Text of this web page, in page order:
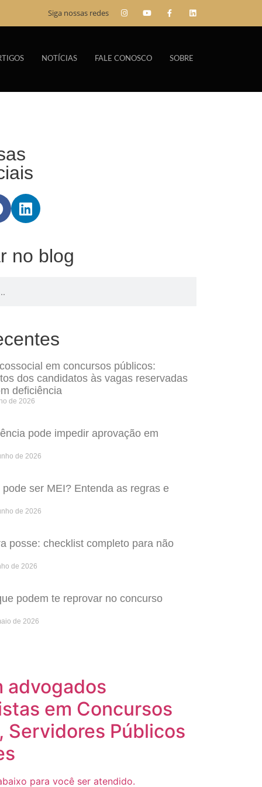
Siga nossas redes
NOTÍCIAS FALE CONOSCO SOBRE
no blog
em concursos públicos:
dos candidatos às vagas reservadas
deficiência
de 2026
pode impedir aprovação em
de 2026
ser MEI? Entenda as regras e
de 2026
posse: checklist completo para não
de 2026
podem te reprovar no concurso
de 2026
advogados
em Concursos
Servidores Públicos
para você ser atendido.